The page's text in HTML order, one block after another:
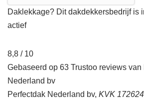
Daklekkage? Dit dakdekkersbedrijf is
actief
8,8 / 10
Gebaseerd op 63 Trustoo reviews van
Nederland bv
Perfectdak Nederland bv, KVK